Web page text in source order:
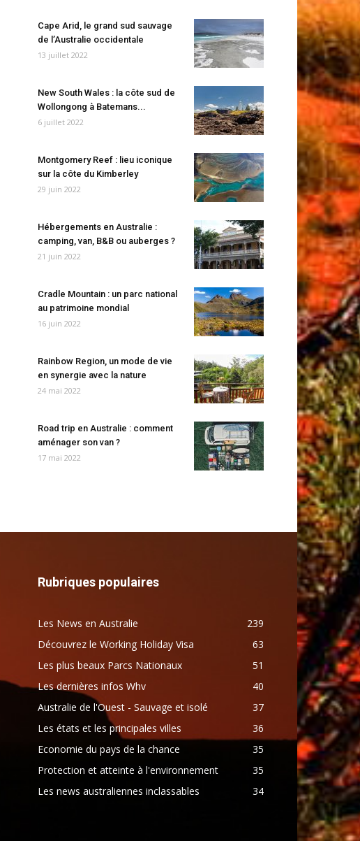
Cape Arid, le grand sud sauvage
de l’Australie occidentale
13 juillet 2022
New South Wales : la côte sud de
Wollongong à Batemans...
6 juillet 2022
Montgomery Reef : lieu iconique
sur la côte du Kimberley
29 juin 2022
Hébergements en Australie :
camping, van, B&B ou auberges ?
21 juin 2022
Cradle Mountain : un parc national
au patrimoine mondial
16 juin 2022
Rainbow Region, un mode de vie
en synergie avec la nature
24 mai 2022
Road trip en Australie : comment
aménager son van ?
17 mai 2022
Rubriques populaires
Les News en Australie
239
Découvrez le Working Holiday Visa
63
Les plus beaux Parcs Nationaux
51
Les dernières infos Whv
40
Australie de l'Ouest - Sauvage et isolé
37
Les états et les principales villes
36
Economie du pays de la chance
35
Protection et atteinte à l'environnement
35
Les news australiennes inclassables
34